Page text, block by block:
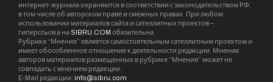
интернет-журнала охраняются в соответствии с законодательством РФ,
в том числе об авторском праве и смежных правах. При любом
использовании материалов сайта и сателлитных проектов –
гиперссылка на SIBRU.COM обязательна.
Рубрика “Мнения” является самостоятельным сателлитным проектом и
имеет обособленное отношение к деятельности редакции. Мнения
авторов материалов размещенных в рубрике “Мнения” может не
совпадать с мнением редакции.
E-Mail редакции: info@sibru.com